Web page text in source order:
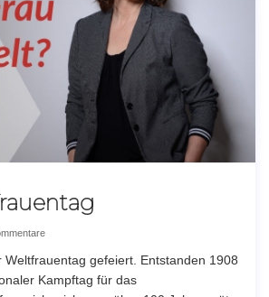
Weltfrauentag gefeiert. Entstanden 1908
Kampftag für das